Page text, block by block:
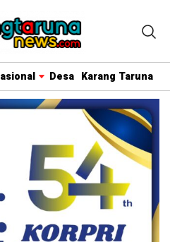
Desa Karang Taruna